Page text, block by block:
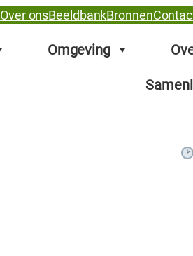
Over onsBeeldbankBronnen
Omgeving